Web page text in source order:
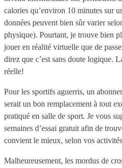
calories qu’environ 10 minutes sur
données peuvent bien sûr varier
physique). Pourtant, je trouve bien
jouer en réalité virtuelle que de
direz que c’est sans doute logique.
réelle!
Pour les sportifs aguerris, un
serait un bon remplacement à tout
pratiqué en salle de sport. Je vous
semaines d’essai gratuit afin de
convient le mieux, selon vos
Malheureusement, les mordus de